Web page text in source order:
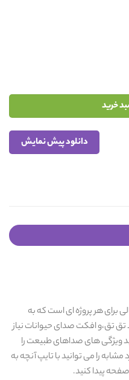
خرید
دانلود پیش نمایش
برای هر پروژه ای است که به
تق،و افکت صدای حیوانات نیاز
ویژگی های صداهای طبیعت را
را می توانید با تایپ آنچه به
پیدا کنید.